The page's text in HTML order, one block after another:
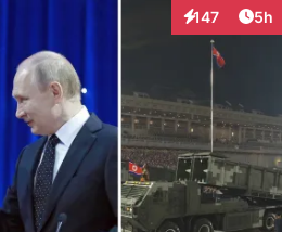
147
Interaktionen
5h